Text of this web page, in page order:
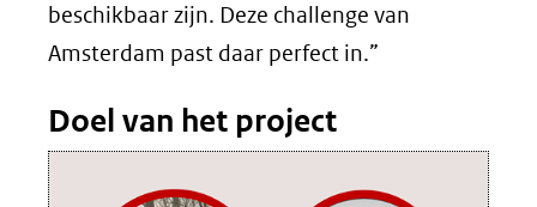
beschikbaar zijn. Deze challenge van
Amsterdam past daar perfect in.”
Doel van het project